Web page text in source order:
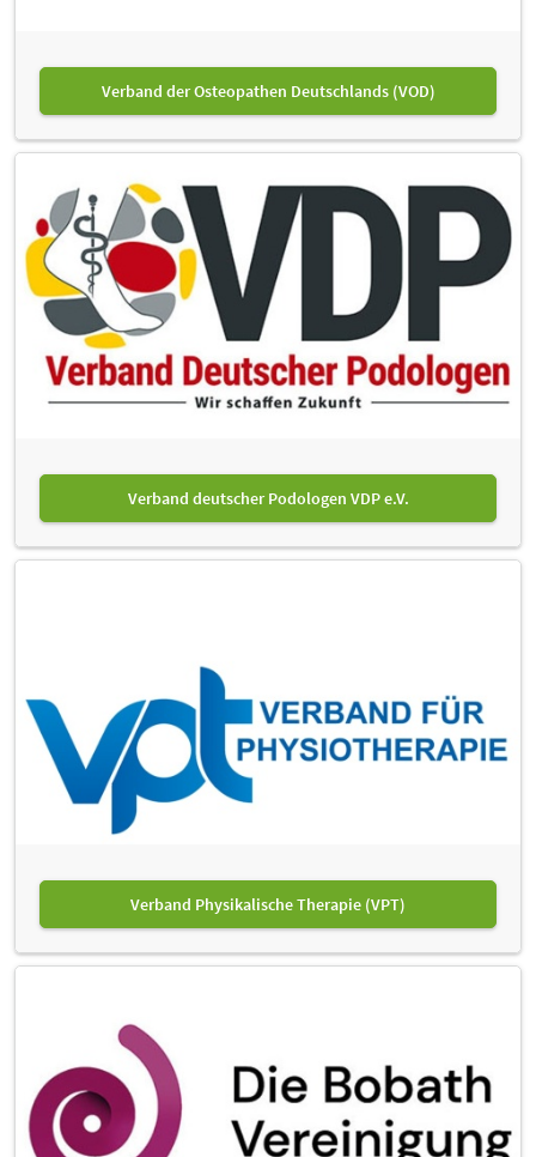
Verband der Osteopathen Deutschlands (VOD)
Verband deutscher Podologen VDP e.V.
Verband Physikalische Therapie (VPT)